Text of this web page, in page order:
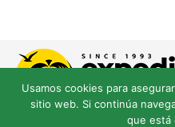
Usamos cookies para
sitio web. Si continúa
que está